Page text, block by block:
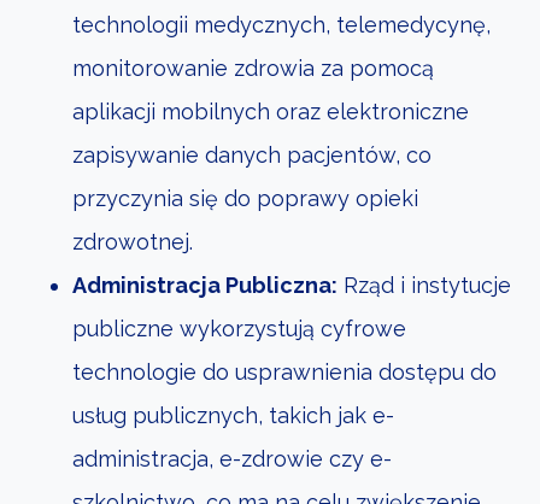
technologii medycznych, telemedycynę,
monitorowanie zdrowia za pomocą
aplikacji mobilnych oraz elektroniczne
zapisywanie danych pacjentów, co
przyczynia się do poprawy opieki
zdrowotnej.
Administracja Publiczna: Rząd i instytucje
publiczne wykorzystują cyfrowe
technologie do usprawnienia dostępu do
usług publicznych, takich jak e-
administracja, e-zdrowie czy e-